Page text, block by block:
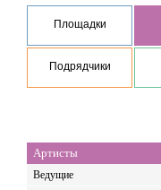
Площадки
Подрядчики
Артисты
Ведущие